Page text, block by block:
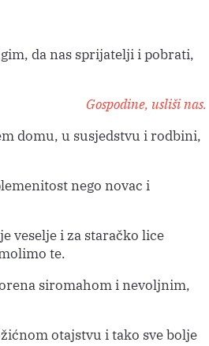
da nas sprijatelji i pobrati,
Gospodine, usliši nas.
domu, u susjedstvu i rodbini,
nego novac i
veselje i za staračko lice
te.
siromahom i nevoljnim,
otajstvu i tako sve bolje